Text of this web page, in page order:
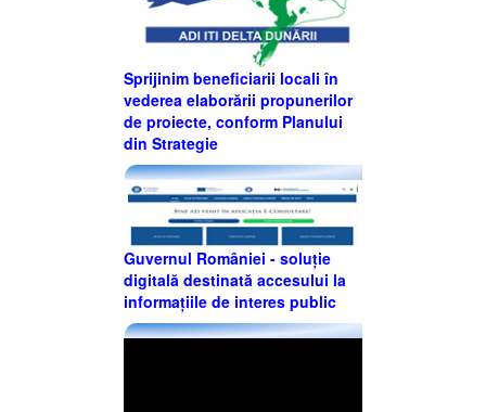
Sprijinim beneficiarii locali în
vederea elaborării propunerilor
de proiecte, conform Planului
din Strategie
Guvernul României - soluție
digitală destinată accesului la
informațiile de interes public